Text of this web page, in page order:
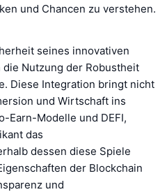
und Chancen zu verstehen.
seines innovativen
Nutzung der Robustheit
Diese Integration bringt nicht
und Wirtschaft ins
Earn-Modelle und DEFI,
das
dessen diese Spiele
der Blockchain
und